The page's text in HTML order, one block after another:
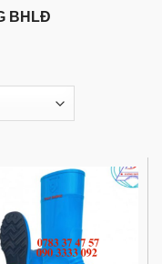
BHLĐ